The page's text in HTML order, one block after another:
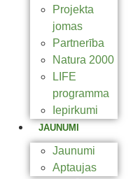
Projekta
jomas
Partnerība
Natura 2000
LIFE
programma
Iepirkumi
JAUNUMI
Jaunumi
Aptaujas